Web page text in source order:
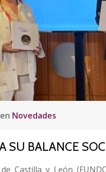
Novedades
SU BALANCE
Castilla y León